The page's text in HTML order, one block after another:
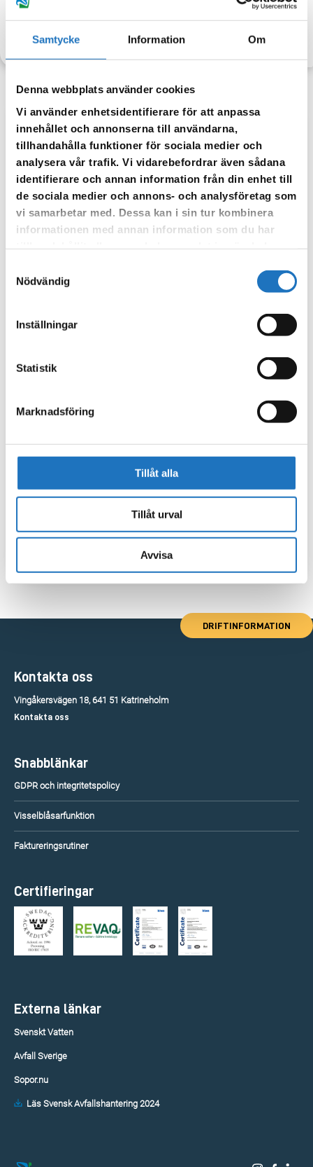
Samtycke Information Om
Denna webbplats använder cookies
Vi använder enhetsidentifierare för att anpassa
innehållet och annonserna till användarna,
tillhandahålla funktioner för sociala medier och
analysera vår trafik. Vi vidarebefordrar även sådana
identifierare och annan information från din enhet till
de sociala medier och annons- och analysföretag som
vi samarbetar med. Dessa kan i sin tur kombinera
informationen med annan information som du har
Nödvändig
Inställningar
Statistik
Marknadsföring
Tillåt alla
Tillåt urval
Avvisa
TILLBAKA
Anmäl dig till vår sms-tjänst.
Vår sms-tjänst använder vi enbart för att kunna informera dig
om driftstörningar och andra händelser som kan påverka dig
som fastighetsägare.
DRIFTINFORMATION
Kontakta oss
Vingåkersvägen 18, 641 51 Katrineholm
Kontakta oss
Snabblänkar
GDPR och integritetspolicy
Visselblåsarfunktion
Faktureringsrutiner
Certifieringar
Externa länkar
Svenskt Vatten
Avfall Sverige
Sopor.nu
Läs Svensk Avfallshantering 2024